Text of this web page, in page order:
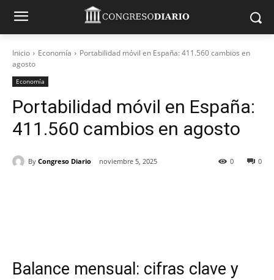
Inicio Economía
Portabilidad móvil en España: 411.560 cambios en
agosto
Economía
Portabilidad móvil en España:
411.560 cambios en agosto
By Congreso Diario noviembre 5, 2025 0
0
Balance mensual: cifras clave y